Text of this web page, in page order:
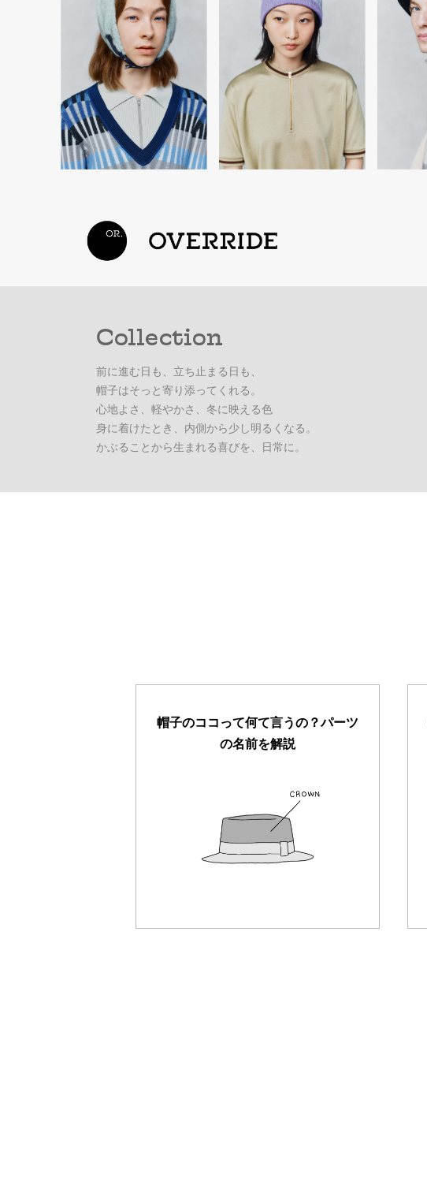
Collection
前に進む日も、立ち止まる日も、
帽子はそっと寄り添ってくれる。
心地よさ、軽やかさ、冬に映える色
身に着けたとき、内側から少し明るくなる。
かぶることから生まれる喜びを、日常に。
帽子のココって何て言うの？パーツ
の名前を解説